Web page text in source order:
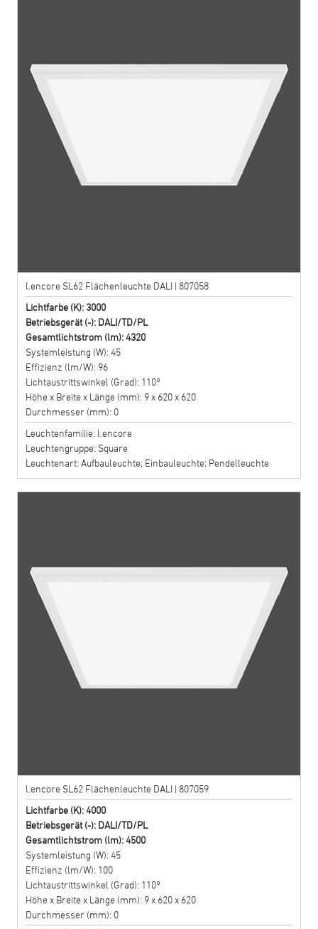
l.encore SL62 Flächenleuchte DALI | 807058
Lichtfarbe (K): 3000
Betriebsgerät (-): DALI/TD/PL
Gesamtlichtstrom (lm): 4320
Systemleistung (W): 45
Effizienz (lm/W): 96
Lichtaustrittswinkel (Grad): 110°
Höhe x Breite x Länge (mm): 9 x 620 x 620
Durchmesser (mm): 0
Leuchtenfamilie: l.encore
Leuchtengruppe: Square
Leuchtenart: Aufbauleuchte; Einbauleuchte; Pendelleuchte
l.encore SL62 Flächenleuchte DALI | 807059
Lichtfarbe (K): 4000
Betriebsgerät (-): DALI/TD/PL
Gesamtlichtstrom (lm): 4500
Systemleistung (W): 45
Effizienz (lm/W): 100
Lichtaustrittswinkel (Grad): 110°
Höhe x Breite x Länge (mm): 9 x 620 x 620
Durchmesser (mm): 0